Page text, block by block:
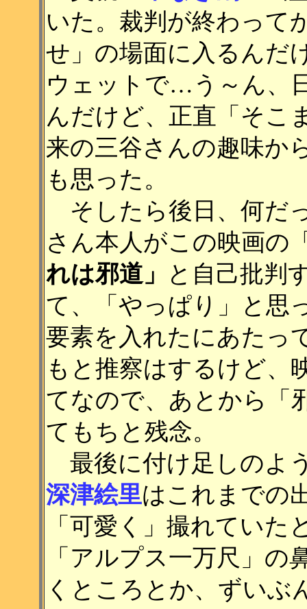
いた。裁判が終わって
せ」の場面に入るんだ
ウェットで…う～ん、
んだけど、正直「そこ
来の三谷さんの趣味か
も思った。
そしたら後日、何だ
さん本人がこの映画の
れは邪道」
と自己批判
て、「やっぱり」と思
要素を入れたにあたっ
もと推察はするけど、
てなので、あとから「
てもちと残念。
最後に付け足しのよ
深津絵里はこれまでの
「可愛く」撮れてい
「アルプス一万尺」
くところとか、ずいぶ